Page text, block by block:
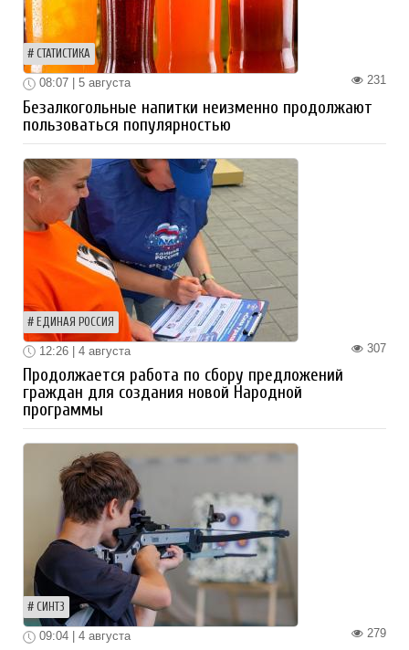
СТАТИСТИКА
231
08:07 | 5 августа
Безалкогольные напитки неизменно продолжают
пользоваться популярностью
ЕДИНАЯ РОССИЯ
307
12:26 | 4 августа
Продолжается работа по сбору предложений
граждан для создания новой Народной
программы
СИНТЗ
279
09:04 | 4 августа